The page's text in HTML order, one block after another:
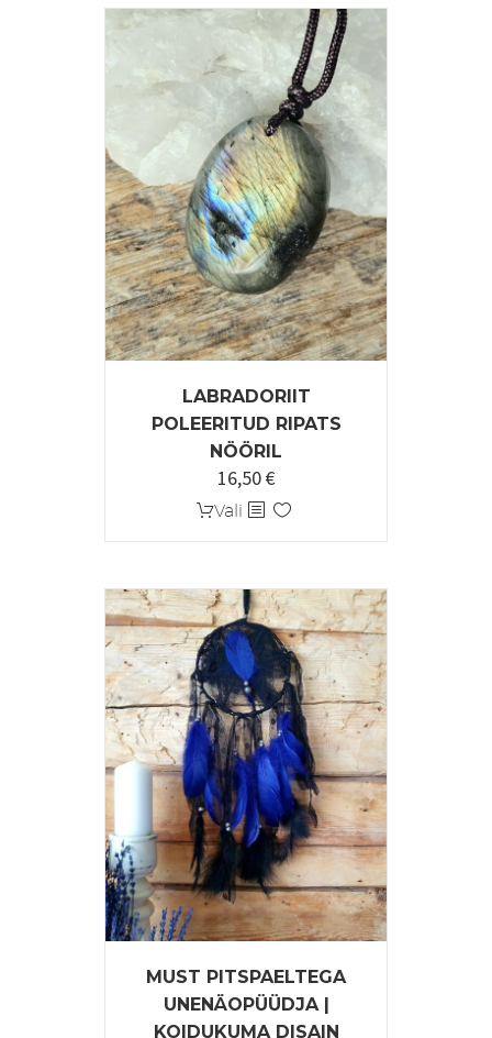
mitu
varianti.
Valikuid
saab
teha
tootelehel.
LABRADORIIT
POLEERITUD RIPATS
NÖÖRIL
16,50€
Vali Sellel
tootel
mitu
varianti.
Valikuid
saab
teha
tootelehel.
MUST PITSPAELTEGA
UNENÄOPÜÜDJA |
KOIDUKUMA DISAIN